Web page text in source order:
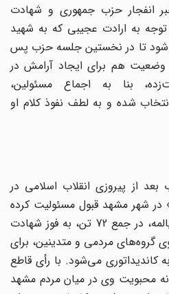
انفجار حزب‌ جمهوری و شهادت
به ارادت عجیبی که به شهید
تا در نخستین جلسه حزب پس
هم برای ایجاد آرامش در
بنا به اجماع مسئولین،
شده و به لطف نفوذ کلام او
از پیروزی انقلاب ‌اسلامی در
شهر مشهد قبول مسئولیت کرده
بود. در سال 1360 که دکتر دیالمه، در جمع 72 تن، به فوز شهادت
مردمی و متدینین، برای
می‌شود. با رأی قاطع
محبویت وی در میان مردم مشهد